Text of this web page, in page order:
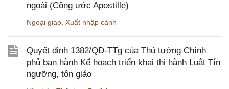
ngoài (Công ước Apostille)
Ngoại giao Xuất nhập cảnh
Quyết định 1382/QĐ-TTg của Thủ tướng Chính
phủ ban hành Kế hoạch triển khai thi hành Luật Tín
ngưỡng, tôn giáo